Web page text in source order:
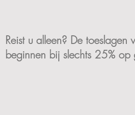
Reist u alleen? De toeslagen
beginnen bij slechts 25%​ op